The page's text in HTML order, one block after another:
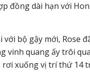
đồng dài hạn với
bộ gậy mới, Rose
vinh quang ấy trôi
xuống vị trí thứ 14